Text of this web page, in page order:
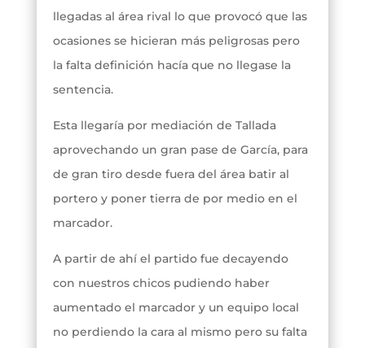
llegadas al área rival lo que provocó que las
ocasiones se hicieran más peligrosas pero
la falta definición hacía que no llegase la
sentencia.
Esta llegaría por mediación de Tallada
aprovechando un gran pase de García, para
de gran tiro desde fuera del área batir al
portero y poner tierra de por medio en el
marcador.
A partir de ahí el partido fue decayendo
con nuestros chicos pudiendo haber
aumentado el marcador y un equipo local
no perdiendo la cara al mismo pero su falta